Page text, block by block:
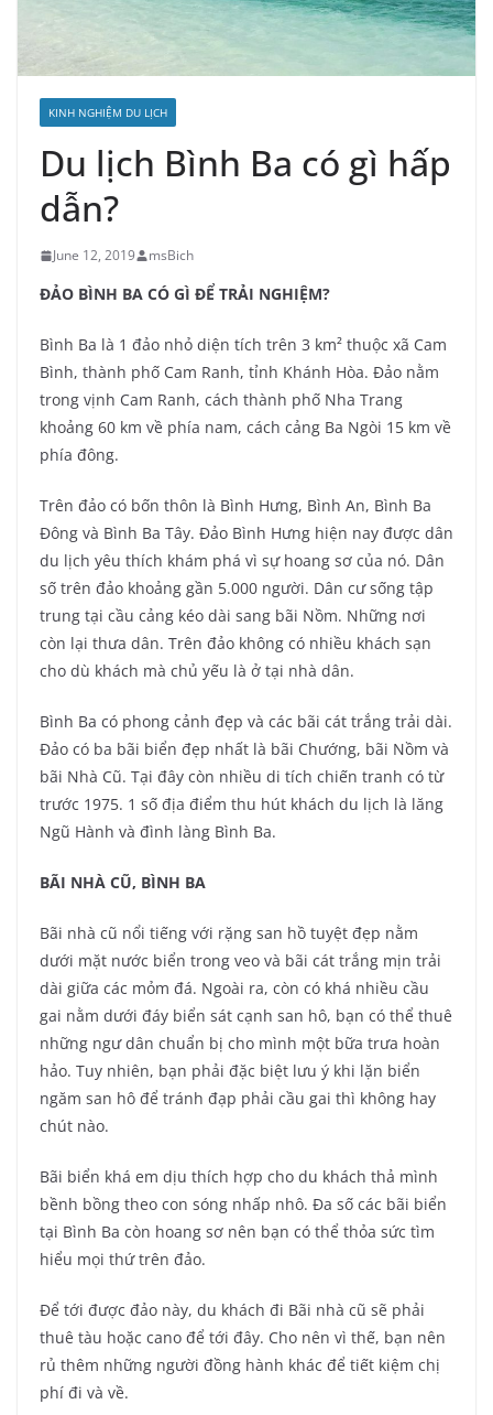
KINH NGHIỆM DU LỊCH
Du lịch Bình Ba có gì hấp
dẫn?
June 12, 2019 msBich
ĐẢO BÌNH BA CÓ GÌ ĐỂ TRẢI NGHIỆM?
Bình Ba là 1 đảo nhỏ diện tích trên 3 km² thuộc xã Cam
Bình, thành phố Cam Ranh, tỉnh Khánh Hòa. Đảo nằm
trong vịnh Cam Ranh, cách thành phố Nha Trang
khoảng 60 km về phía nam, cách cảng Ba Ngòi 15 km về
phía đông.
Trên đảo có bốn thôn là Bình Hưng, Bình An, Bình Ba
Đông và Bình Ba Tây. Đảo Bình Hưng hiện nay được dân
du lịch yêu thích khám phá vì sự hoang sơ của nó. Dân
số trên đảo khoảng gần 5.000 người. Dân cư sống tập
trung tại cầu cảng kéo dài sang bãi Nồm. Những nơi
còn lại thưa dân. Trên đảo không có nhiều khách sạn
cho dù khách mà chủ yếu là ở tại nhà dân.
Bình Ba có phong cảnh đẹp và các bãi cát trắng trải dài.
Đảo có ba bãi biển đẹp nhất là bãi Chướng, bãi Nồm và
bãi Nhà Cũ. Tại đây còn nhiều di tích chiến tranh có từ
trước 1975. 1 số địa điểm thu hút khách du lịch là lăng
Ngũ Hành và đình làng Bình Ba.
BÃI NHÀ CŨ, BÌNH BA
Bãi nhà cũ nổi tiếng với rặng san hồ tuyệt đẹp nằm
dưới mặt nước biển trong veo và bãi cát trắng mịn trải
dài giữa các mỏm đá. Ngoài ra, còn có khá nhiều cầu
gai nằm dưới đáy biển sát cạnh san hô, bạn có thể thuê
những ngư dân chuẩn bị cho mình một bữa trưa hoàn
hảo. Tuy nhiên, bạn phải đặc biệt lưu ý khi lặn biển
ngăm san hô để tránh đạp phải cầu gai thì không hay
chút nào.
Bãi biển khá em dịu thích hợp cho du khách thả mình
bềnh bồng theo con sóng nhấp nhô. Đa số các bãi biển
tại Bình Ba còn hoang sơ nên bạn có thể thỏa sức tìm
hiểu mọi thứ trên đảo.
Để tới được đảo này, du khách đi Bãi nhà cũ sẽ phải
thuê tàu hoặc cano để tới đây. Cho nên vì thế, bạn nên
rủ thêm những người đồng hành khác để tiết kiệm chị
phí đi và về.